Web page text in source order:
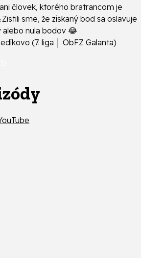
človek, ktorého bratrancom je
sme, že získaný bod sa oslavuje
nula bodov 😂
(7. liga │ ObFZ Galanta)